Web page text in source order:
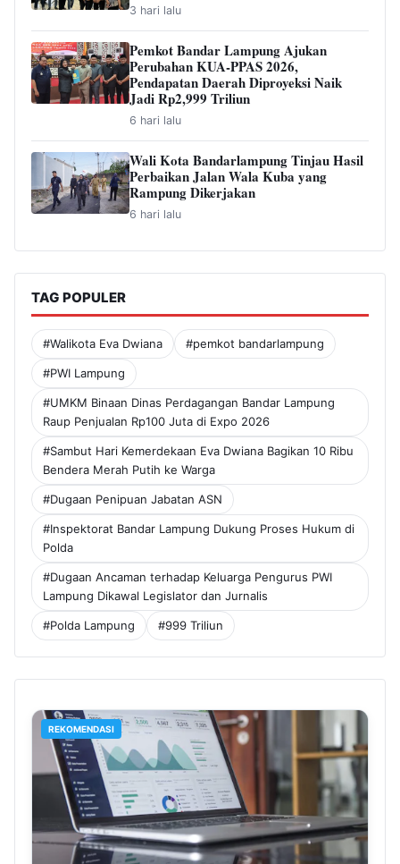
3 hari lalu
Pemkot Bandar Lampung Ajukan
Perubahan KUA-PPAS 2026,
Pendapatan Daerah Diproyeksi Naik
Jadi Rp2,999 Triliun
6 hari lalu
Wali Kota Bandarlampung Tinjau Hasil
Perbaikan Jalan Wala Kuba yang
Rampung Dikerjakan
6 hari lalu
TAG POPULER
#Walikota Eva Dwiana #pemkot bandarlampung
#PWI Lampung
#UMKM Binaan Dinas Perdagangan Bandar Lampung
Raup Penjualan Rp100 Juta di Expo 2026
#Sambut Hari Kemerdekaan Eva Dwiana Bagikan 10 Ribu
Bendera Merah Putih ke Warga
#Dugaan Penipuan Jabatan ASN
#Inspektorat Bandar Lampung Dukung Proses Hukum di
Polda
#Dugaan Ancaman terhadap Keluarga Pengurus PWI
Lampung Dikawal Legislator dan Jurnalis
#Polda Lampung #999 Triliun
REKOMENDASI